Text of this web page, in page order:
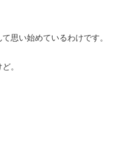
思い始めているわけです。
。